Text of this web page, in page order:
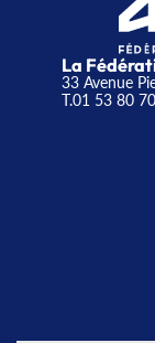
La
33 Avenue
T.01 53 80